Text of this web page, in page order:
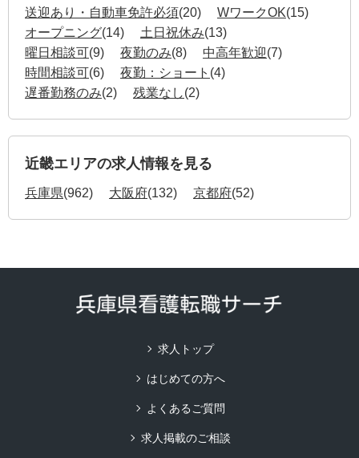
送迎あり・自動車免許必須(20) WワークOK(15)
オープニング(14) 土日祝休み(13)
曜日相談可(9) 夜勤のみ(8) 中高年歓迎(7)
時間相談可(6) 夜勤：ショート (4)
遅番勤務のみ(2) 残業なし(2)
近畿エリアの求人情報を見る
兵庫県(962) 大阪府(132) 京都府(52)
求人トップ
はじめての方へ
よくあるご質問
求人掲載のご相談